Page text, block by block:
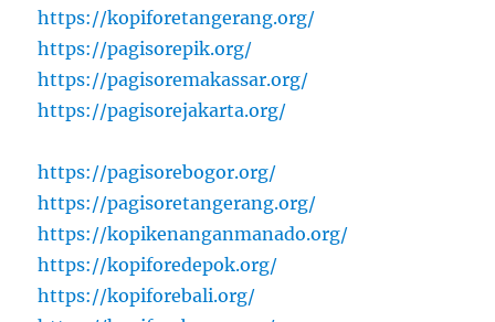
https://kopiforetangerang.org/
https://pagisorepik.org/
https://pagisoremakassar.org/
https://pagisorejakarta.org/
https://pagisorebogor.org/
https://pagisoretangerang.org/
https://kopikenanganmanado.org/
https://kopiforedepok.org/
https://kopiforebali.org/